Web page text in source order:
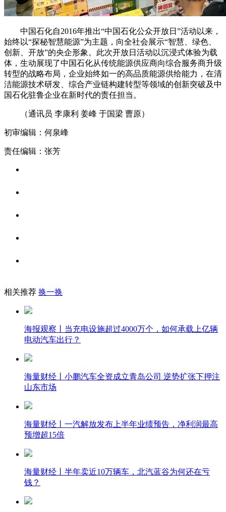
中国石化自2016年推出“中国石化公众开放日”活动以来，
始终以“探秘智慧能源”为主题，向全社会展示“智慧、绿色、
创新、开放”的央企形象。此次开放日活动以沉浸式体验为载
体，生动展现了中国石化从传统能源供应商向综合服务商升级
转型的战略布局，企业始终如一的高品质能源供给能力，在清
洁能源技术研发、综合产业链构建转型等领域的创新突破及中
国石化驻鲁企业在新时代的责任担当。
（通讯员 李康利 姜峰 于国梁 曹原）
初审编辑：何泉峰
责任编辑：张芳
相关推荐 换一换
海报观察丨当充电设施超过4000万个，如何承载上亿辆
电动汽车出行？
海量财经丨小鹏汽车全资成立青岛公司 逆势扩张下押注
山东市场
海量财经丨一汽解放发布上半年业绩预告，净利润最高
预增超15倍
海量财经丨半年卖近10万辆车，北汽蓝谷为何还在亏
钱？